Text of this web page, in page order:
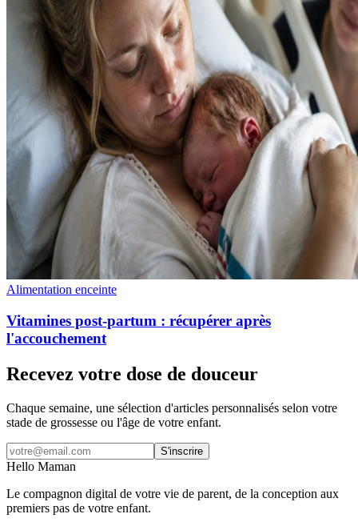
Alimentation enceinte
Vitamines post-partum : récupérer après
l'accouchement
Recevez votre dose de douceur
Chaque semaine, une sélection d'articles personnalisés selon votre
stade de grossesse ou l'âge de votre enfant.
S'inscrire
Hello Maman
Le compagnon digital de votre vie de parent, de la conception aux
premiers pas de votre enfant.